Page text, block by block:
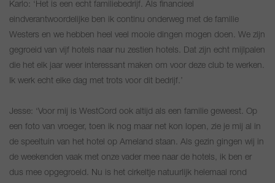
Karlo: ‘Het is een echt familiebedrijf. Als financieel
eindverantwoordelijke ben ik continu onderweg met de familie
Westers en we hebben heel veel mooie dingen mogen doen. We zijn
gegroeid van vijf hotels naar nu zestien hotels. Dat zijn echt mijlpalen
die het elk jaar weer interessant maken om voor deze club te werken.
Ik werk echt elke dag met trots voor dit bedrijf.’
Jesse: ‘Voor mij is WestCord ook altijd als een familie geweest. Op
een foto van vroeger, toen ik nog maar net kon lopen, zie je mij al in
de speeltuin van het hotel op Ameland staan. Als gezin gingen wij in
de weekenden vaak met onze vader mee naar de hotels, ik ben er
dus mee opgegroeid. Nu is het cirkeltje natuurlijk helemaal rond